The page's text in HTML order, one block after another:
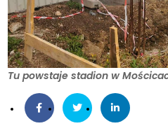
Tu powstaje stadion w